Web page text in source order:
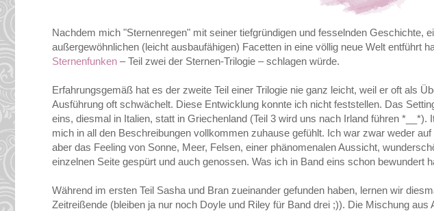
Nachdem mich "Sternenregen" mit seiner tiefgründigen und fesselnden Geschichte,
außergewöhnlichen (leicht ausbaufähigen) Facetten in eine völlig neue Welt entführt
Sternenfunken – Teil zwei der Sternen-Trilogie – schlagen würde.
Erfahrungsgemäß hat es der zweite Teil einer Trilogie nie ganz leicht, weil er oft als
Ausführung oft schwächelt. Diese Entwicklung konnte ich nicht feststellen. Das
eins, diesmal in Italien, statt in Griechenland (Teil 3 wird uns nach Irland führen
mich in all den Beschreibungen vollkommen zuhause gefühlt. Ich war zwar weder
aber das Feeling von Sonne, Meer, Felsen, einer phänomenalen Aussicht,
einzelnen Seite gespürt und auch genossen. Was ich in Band eins schon bewundert
Während im ersten Teil Sasha und Bran zueinander gefunden haben, lernen wir
Zeitreißende (bleiben ja nur noch Doyle und Riley für Band drei ;)). Die Mischung